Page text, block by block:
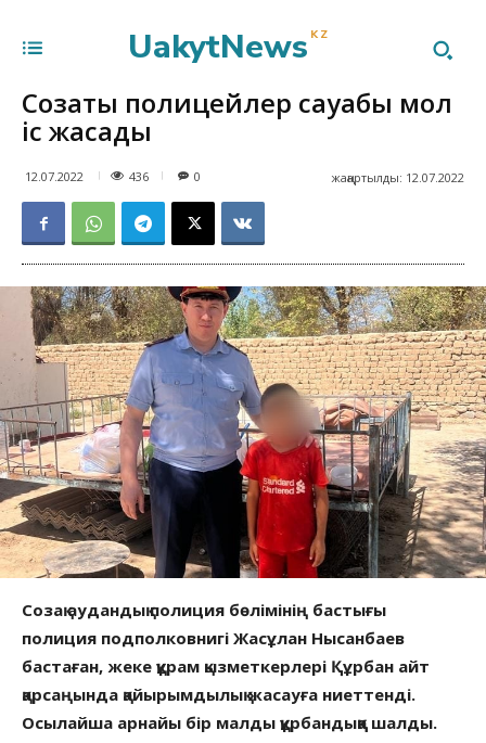
UakytNews KZ
Созақтық полицейлер сауабы мол
іс жасады
12.07.2022 436 жаңартылды: 12.07.2022
0
Созақ аудандық полиция бөлімінің бастығы
полиция подполковнигі Жасұлан Нысанбаев
бастаған, жеке құрам қызметкерлері Құрбан айт
қарсаңында қайырымдылық жасауға ниеттенді.
Осылайша арнайы бір малды құрбандыққа шалды.